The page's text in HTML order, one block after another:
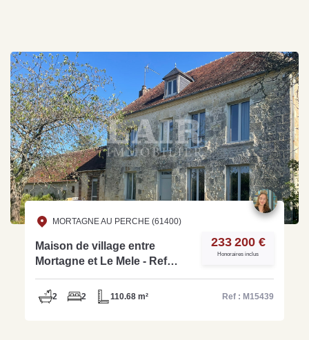
MORTAGNE AU PERCHE (61400)
Maison de village entre
Mortagne et Le Mele - Ref
M15439
233 200 €
Honoraires inclus
2 2 110.68 m² Ref : M15439